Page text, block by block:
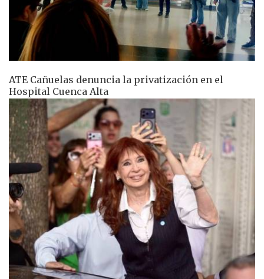
ATE Cañuelas denuncia la privatización en el
Hospital Cuenca Alta